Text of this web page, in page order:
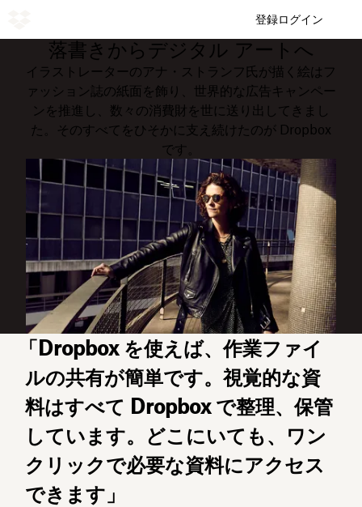
登録ログイン
落書きからデジタル アートへ
イラストレーターのアナ・ストランフ氏が描く絵はフ
ァッション誌の紙面を飾り、世界的な広告キャンペー
ンを推進し、数々の消費財を世に送り出してきまし
た。そのすべてをひそかに支え続けたのが Dropbox
です。
「Dropbox を使えば、作業ファイ
ルの共有が簡単です。視覚的な資
料はすべて Dropbox で整理、保管
しています。どこにいても、ワン
クリックで必要な資料にアクセス
できます」